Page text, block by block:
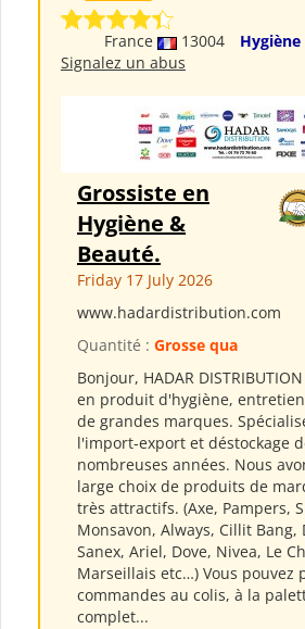
France 13004
Hygiène
Signalez un abus
Grossiste en
Hygiène &
Beauté.
Friday 17 July 2026
www.hadardistribution.com
Quantité : Grosse qua
Bonjour, HADAR
en produit d'hygiène,
de grandes marques.
l'import-export et déstockage
nombreuses années. Nous
large choix de produits de
très attractifs. (Axe, Pampers,
Monsavon, Always, Cillit Bang,
Sanex, Ariel, Dove, Nivea, Le
Marseillais etc…) Vous pouvez
commandes au colis, à la
complet...